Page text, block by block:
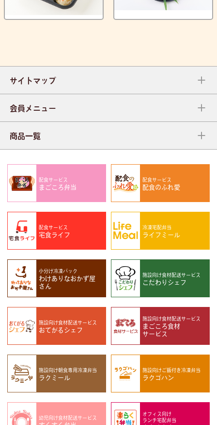
サイトマップ
会員メニュー
商品一覧
配食サービス
まごころ弁当
配食サービス
配食のふれ愛
配食サービス
宅食ライフ
冷凍宅配弁当
ライフミール
小分け冷凍パック
わけありなおかず屋
さん
施設向け食材配送サービス
こだわりシェフ
施設向け食材配送サービス
おてがるシェフ
施設向け食材配送サービス
まごころ食材
サービス
施設向け朝食専用冷凍弁当
ラクミール
施設向けご飯付き冷凍弁当
ラクゴハン
幼児向け食材配送サービス
オフィス向け
ランチ宅配弁当